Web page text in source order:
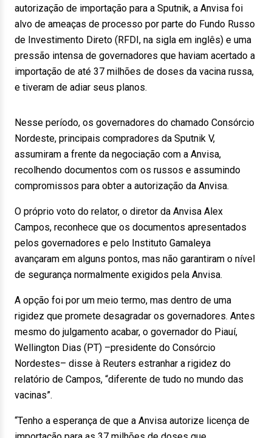
autorização de importação para a Sputnik, a Anvisa foi
alvo de ameaças de processo por parte do Fundo Russo
de Investimento Direto (RFDI, na sigla em inglês) e uma
pressão intensa de governadores que haviam acertado a
importação de até 37 milhões de doses da vacina russa,
e tiveram de adiar seus planos.
Nesse período, os governadores do chamado Consórcio
Nordeste, principais compradores da Sputnik V,
assumiram a frente da negociação com a Anvisa,
recolhendo documentos com os russos e assumindo
compromissos para obter a autorização da Anvisa.
O próprio voto do relator, o diretor da Anvisa Alex
Campos, reconhece que os documentos apresentados
pelos governadores e pelo Instituto Gamaleya
avançaram em alguns pontos, mas não garantiram o nível
de segurança normalmente exigidos pela Anvisa.
A opção foi por um meio termo, mas dentro de uma
rigidez que promete desagradar os governadores. Antes
mesmo do julgamento acabar, o governador do Piauí,
Wellington Dias (PT) –presidente do Consórcio
Nordestes– disse à Reuters estranhar a rigidez do
relatório de Campos, “diferente de tudo no mundo das
vacinas”.
“Tenho a esperança de que a Anvisa autorize licença de